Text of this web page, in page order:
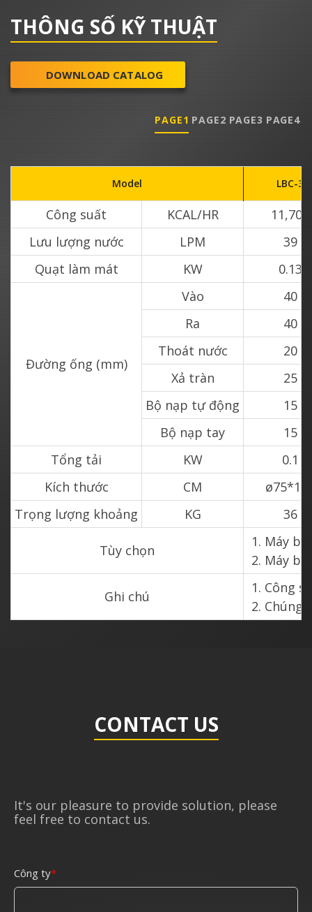
THÔNG SỐ KỸ THUẬT
DOWNLOAD CATALOG
PAGE1 PAGE2 PAGE3 PAGE4
Model LBC-3
Công suất KCAL/HR
11,700
Lưu lượng nước
LPM
39
Quạt làm mát
KW 0.13
Đường ống (mm)
Vào
40
Ra
40
Thoát nước
20
Xả tràn
25
Bộ nạp tự động
15
Bộ nạp tay
15
Tổng tải
KW
0.1
Kích thước
CM
Trọng lượng khoảng
KG 36
Tùy chọn
Máy
Máy
Ghi chú
Công
Chúng
CONTACT US
It's our pleasure to provide solution, please
feel free to contact us.
Công ty